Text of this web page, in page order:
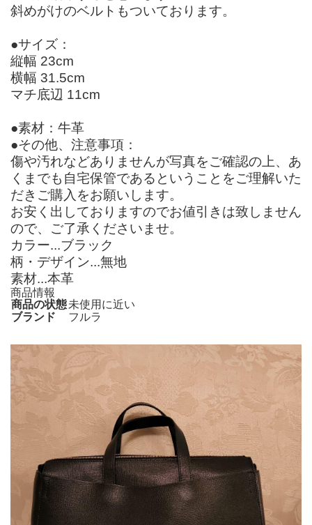
斜めがけのベルトもついております。
●サイズ：
縦幅 23cm
横幅 31.5cm
マチ底辺 11cm
●素材：牛革
●その他、注意事項：
傷や汚れなどありませんが写真をご確認の上、あ
くまでも自宅保管であるということをご理解いた
だきご購入をお願いします。
お安く出しておりますのでお値引きは致しません
ので、ご了承くださいませ。
カラー...ブラック
柄・デザイン...無地
素材...本革
商品情報
商品の状態未使用に近い
ブランド
フルラ